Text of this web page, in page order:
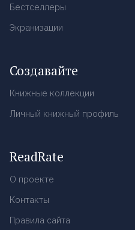
Бестселлеры
Экранизации
Создавайте
Книжные коллекции
Личный книжный профиль
ReadRate
О проекте
Контакты
Правила сайта